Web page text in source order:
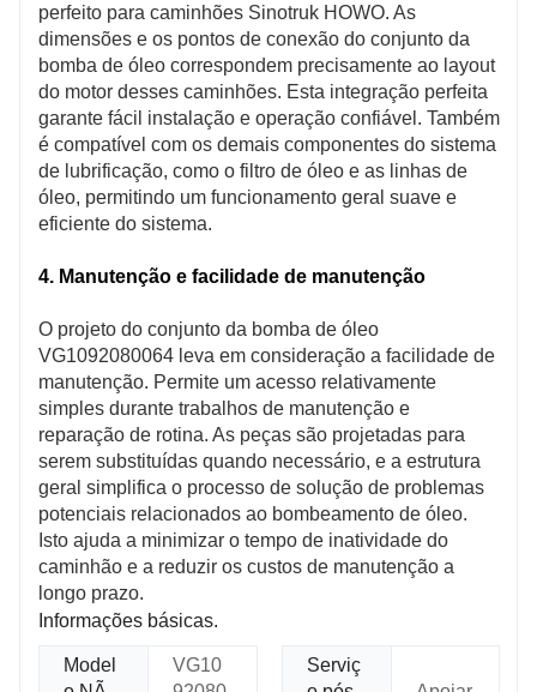
perfeito para caminhões Sinotruk HOWO. As
dimensões e os pontos de conexão do conjunto da
bomba de óleo correspondem precisamente ao layout
do motor desses caminhões. Esta integração perfeita
garante fácil instalação e operação confiável. Também
é compatível com os demais componentes do sistema
de lubrificação, como o filtro de óleo e as linhas de
óleo, permitindo um funcionamento geral suave e
eficiente do sistema.
4. Manutenção e facilidade de manutenção
O projeto do conjunto da bomba de óleo
VG1092080064 leva em consideração a facilidade de
manutenção. Permite um acesso relativamente
simples durante trabalhos de manutenção e
reparação de rotina. As peças são projetadas para
serem substituídas quando necessário, e a estrutura
geral simplifica o processo de solução de problemas
potenciais relacionados ao bombeamento de óleo.
Isto ajuda a minimizar o tempo de inatividade do
caminhão e a reduzir os custos de manutenção a
longo prazo.
Informações básicas.
Model
VG10
Serviç